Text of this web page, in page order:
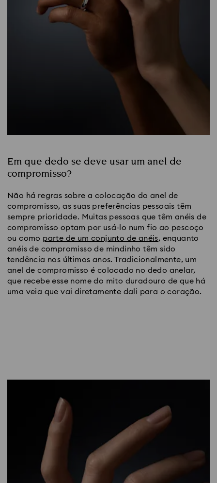
Em que dedo se deve usar um anel de
compromisso?
Não há regras sobre a colocação do anel de
compromisso, as suas preferências pessoais têm
sempre prioridade. Muitas pessoas que têm anéis de
compromisso optam por usá-lo num fio ao pescoço
ou como parte de um conjunto de anéis, enquanto
anéis de compromisso de mindinho têm sido
tendência nos últimos anos. Tradicionalmente, um
anel de compromisso é colocado no dedo anelar,
que recebe esse nome do mito duradouro de que há
uma veia que vai diretamente dali para o coração.